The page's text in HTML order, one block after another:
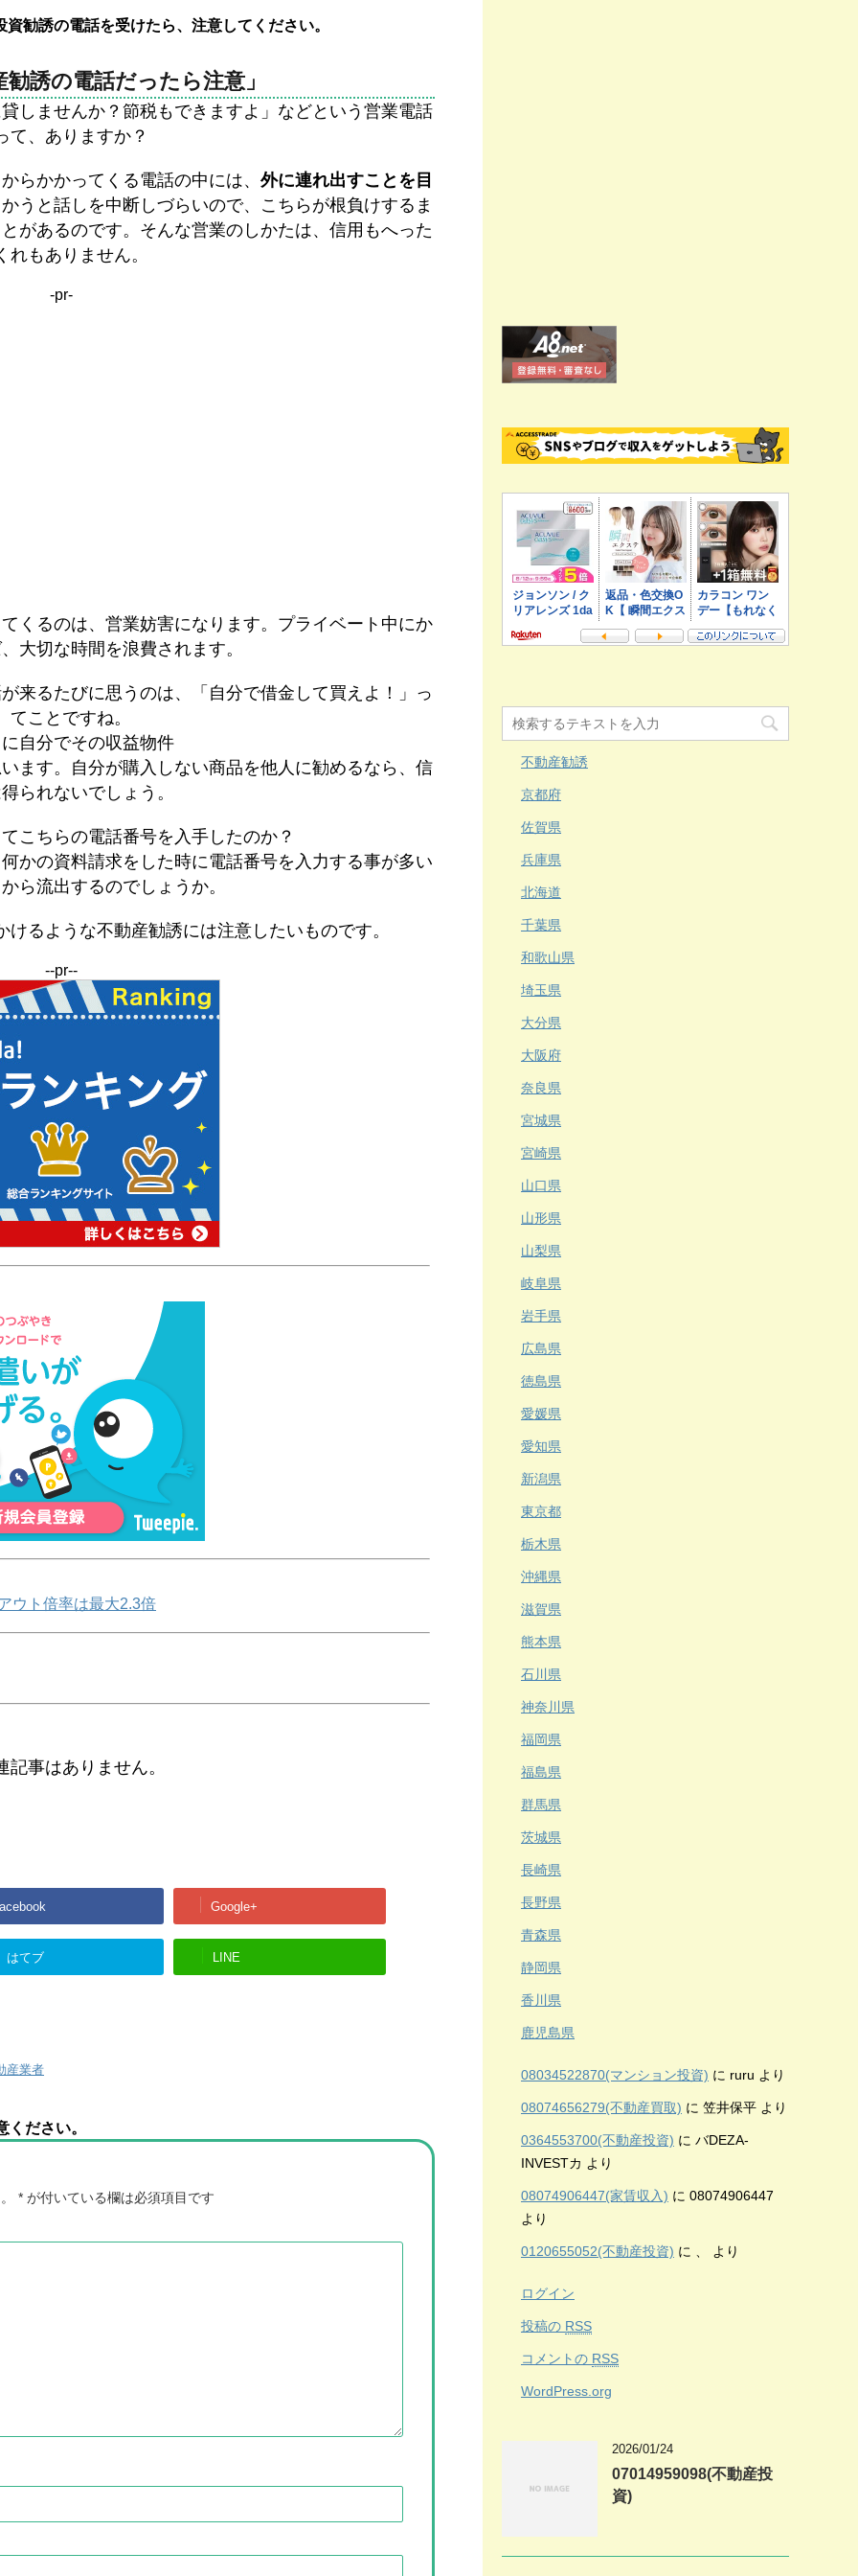
勧誘の電話を受けたら、注意してください。
誘の電話だったら注意」
しませんか？節税もできますよ」などという営業電話
て、ありますか？
らかかってくる電話の中には、 外に連れ出すことを目
うと話しを中断しづらいので、こちらが根負けするま
があるのです。そんな営業のしかたは、信用もへった
れもありません。
-pr-
くるのは、営業妨害になります。プライベート中にか
大切な時間を浪費されます。
来るたびに思うのは、「自分で借金して買えよ！」っ
てことですね。
自分でその収益物件
ます。自分が購入しない商品を他人に勧めるなら、信
られないでしょう。
こちらの電話番号を入手したのか？
かの資料請求をした時に電話番号を入力する事が多い
ら流出するのでしょうか。
るような不動産勧誘には注意したいものです。
--pr--
ウト倍率は最大2.3倍
記事はありません。
Google+
はてブ LINE
産業者
ださい。
* が付いている欄は必須項目です
不動産勧誘
京都府
佐賀県
兵庫県
北海道
千葉県
和歌山県
埼玉県
大分県
大阪府
奈良県
宮城県
宮崎県
山口県
山形県
山梨県
岐阜県
岩手県
広島県
徳島県
愛媛県
愛知県
新潟県
東京都
栃木県
沖縄県
滋賀県
熊本県
石川県
神奈川県
福岡県
福島県
群馬県
茨城県
長崎県
長野県
青森県
静岡県
香川県
鹿児島県
08034522870(マンション投資) に ruru より
08074656279(不動産買取) に 笠井保平 より
0364553700(不動産投資) に バDEZA-
INVESTカ より
08074906447(家賃収入) に 08074906447
より
0120655052(不動産投資) に 、 より
ログイン
投稿の RSS
コメントの RSS
WordPress.org
2026/01/24
07014959098(不動産投
資)